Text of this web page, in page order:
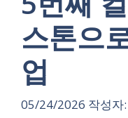
스톤으
업
05/24/2026 작성자: